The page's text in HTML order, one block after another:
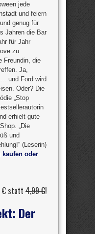
jede
und feiern
genug für
Jahren die Bar
für Jahr
zu
Freundin, die
Ja,
und Ford wird
Oder? Die
„Stop
erhielt gute
„Die
und
(Leserin)
kaufen oder
€ statt 4,99 €!
Der